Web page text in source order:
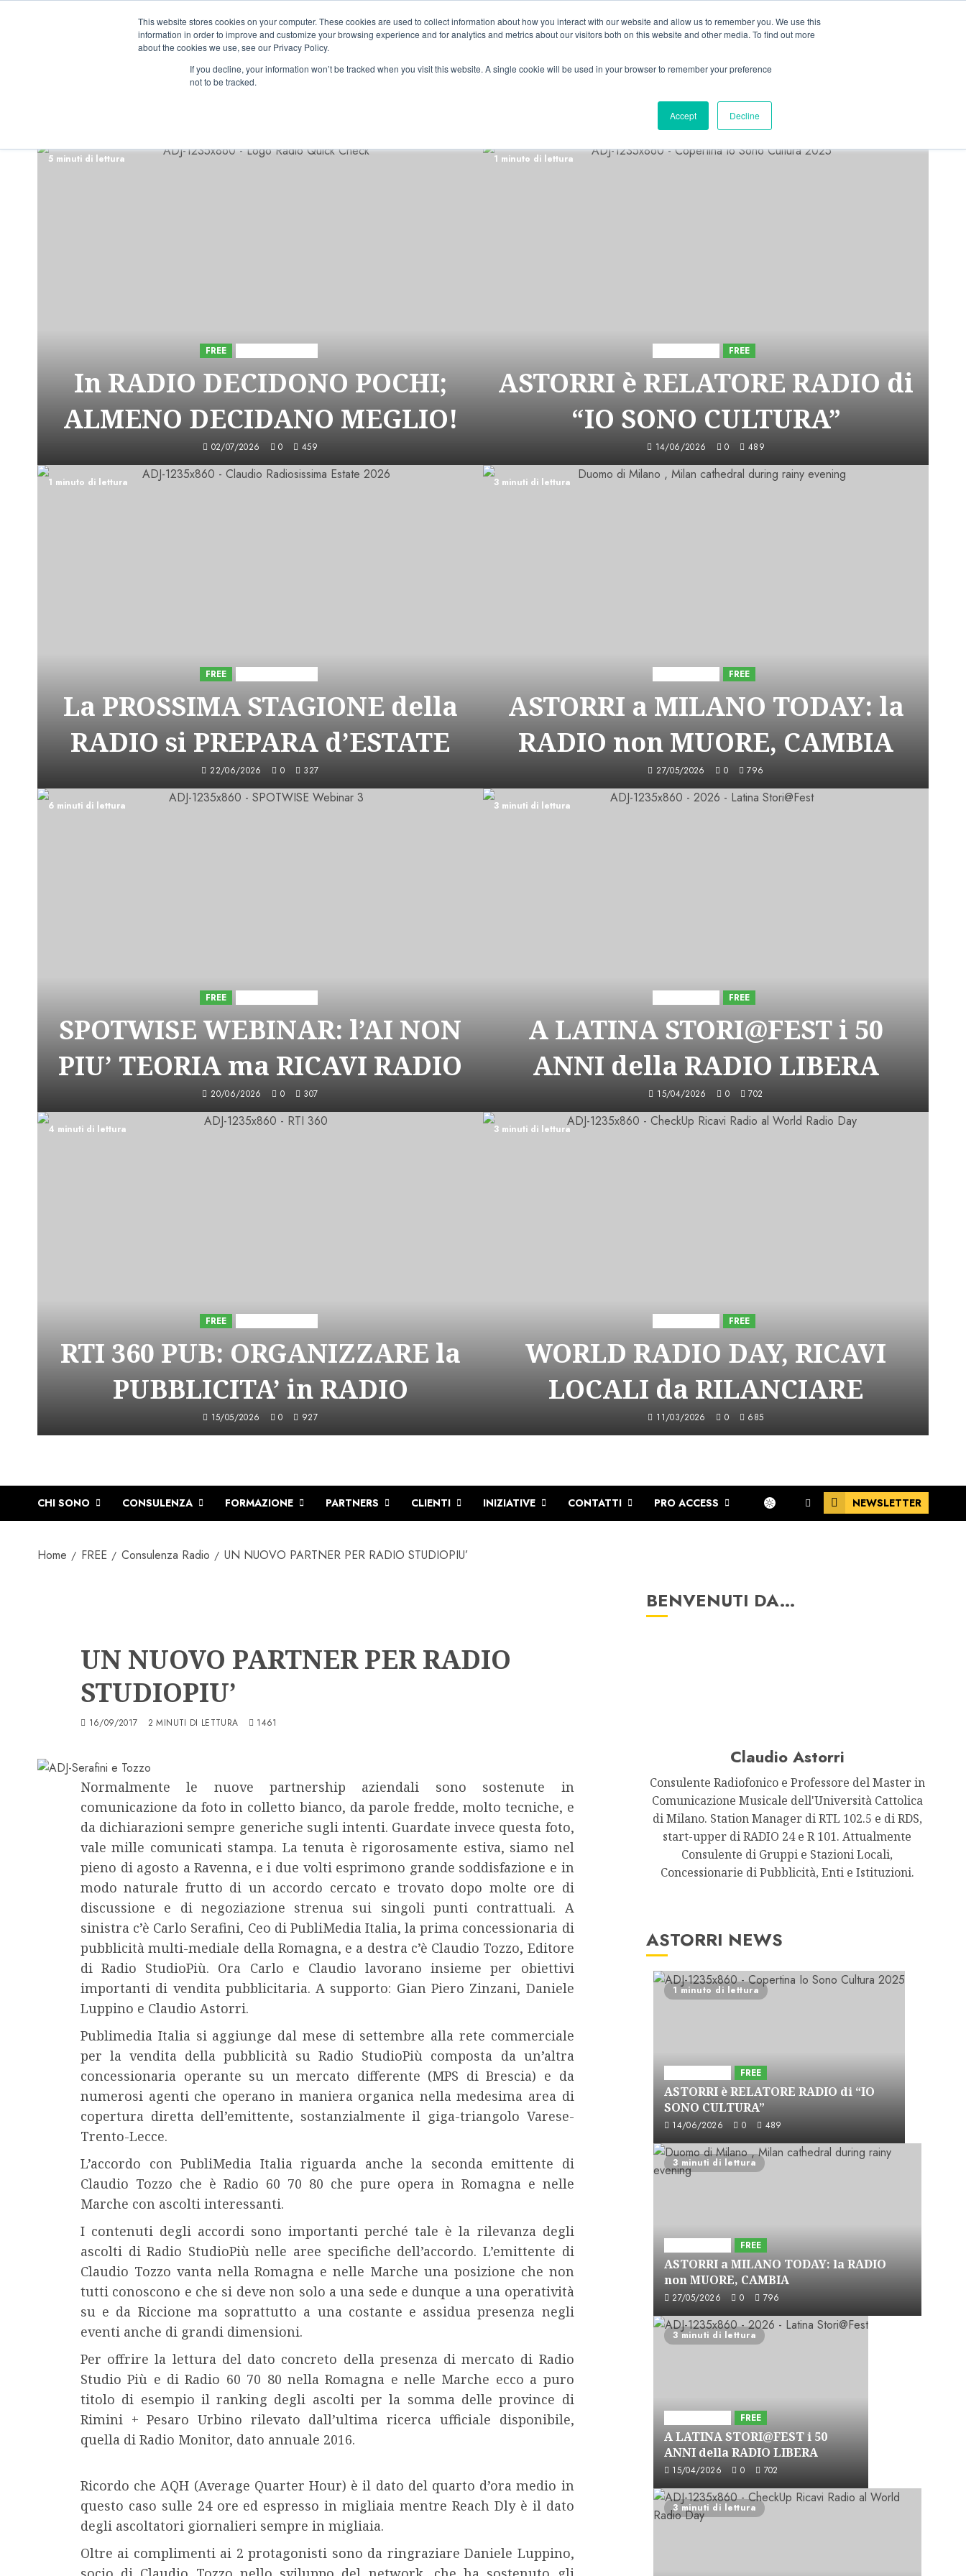
This website stores cookies on your computer. These cookies are used to collect information about how you interact with our website and allow us to remember you. We use this
information in order to improve and customize your browsing experience and for analytics and metrics about our visitors both on this website and other media. To find out more
about the cookies we use, see our Privacy Policy.
If you decline, your information won’t be tracked when you visit this website. A single cookie will be used in your browser to remember your preference
not to be tracked.
Accept Decline
07:44:57 LinkedinFacebook
5 minuti di lettura
FREE
In RADIO DECIDONO POCHI;
ALMENO DECIDANO MEGLIO!
02/07/2026 0 459
1 minuto di lettura
FREE
La PROSSIMA STAGIONE della
RADIO si PREPARA d’ESTATE
22/06/2026 0 327
6 minuti di lettura
FREE
SPOTWISE WEBINAR: l’AI NON
PIU’ TEORIA ma RICAVI RADIO
20/06/2026 0 307
4 minuti di lettura
FREE
RTI 360 PUB: ORGANIZZARE la
PUBBLICITA’ in RADIO
15/05/2026 0 927
ASTORRI NEWS
1 minuto di lettura
FREE
ASTORRI è RELATORE RADIO di
“IO SONO CULTURA”
14/06/2026 0 489
3 minuti di lettura
FREE
ASTORRI a MILANO TODAY: la
RADIO non MUORE, CAMBIA
27/05/2026 0 796
3 minuti di lettura
FREE
A LATINA STORI@FEST i 50
ANNI della RADIO LIBERA
15/04/2026 0 702
3 minuti di lettura
FREE
WORLD RADIO DAY, RICAVI
LOCALI da RILANCIARE
11/03/2026 0 685
CHI SONO CONSULENZA FORMAZIONE PARTNERS CLIENTI INIZIATIVE CONTATTI PRO ACCESS NEWSLETTER
Home FREE Consulenza Radio UN NUOVO PARTNER PER RADIO STUDIOPIU’
UN NUOVO PARTNER PER RADIO
STUDIOPIU’
16/09/2017 2 MINUTI DI LETTURA 1461
Normalmente le nuove partnership aziendali sono sostenute in
comunicazione da foto in colletto bianco, da parole fredde, molto tecniche, e
da dichiarazioni sempre generiche sugli intenti. Guardate invece questa foto,
vale mille comunicati stampa. La tenuta è rigorosamente estiva, siamo nel
pieno di agosto a Ravenna, e i due volti esprimono grande soddisfazione e in
modo naturale frutto di un accordo cercato e trovato dopo molte ore di
discussione e di negoziazione strenua sui singoli punti contrattuali. A
sinistra c’è Carlo Serafini, Ceo di PubliMedia Italia, la prima concessionaria di
pubblicità multi-mediale della Romagna, e a destra c’è Claudio Tozzo, Editore
di Radio StudioPiù. Ora Carlo e Claudio lavorano insieme per obiettivi
importanti di vendita pubblicitaria. A supporto: Gian Piero Zinzani, Daniele
Luppino e Claudio Astorri.
Publimedia Italia si aggiunge dal mese di settembre alla rete commerciale
per la vendita della pubblicità su Radio StudioPiù composta da un’altra
concessionaria operante su un mercato differente (MPS di Brescia) e da
numerosi agenti che operano in maniera organica nella medesima area di
copertura diretta dell’emittente, sostanzialmente il giga-triangolo Varese-
Trento-Lecce.
L’accordo con PubliMedia Italia riguarda anche la seconda emittente di
Claudio Tozzo che è Radio 60 70 80 che pure opera in Romagna e nelle
Marche con ascolti interessanti.
I contenuti degli accordi sono importanti perché tale è la rilevanza degli
ascolti di Radio StudioPiù nelle aree specifiche dell’accordo. L’emittente di
Claudio Tozzo vanta nella Romagna e nelle Marche una posizione che non
tutti conoscono e che si deve non solo a una sede e dunque a una operatività
su e da Riccione ma soprattutto a una costante e assidua presenza negli
eventi anche di grandi dimensioni.
Per offrire la lettura del dato concreto della presenza di mercato di Radio
Studio Più e di Radio 60 70 80 nella Romagna e nelle Marche ecco a puro
titolo di esempio il ranking degli ascolti per la somma delle province di
Rimini + Pesaro Urbino rilevato dall’ultima ricerca ufficiale disponibile,
quella di Radio Monitor, dato annuale 2016.
Ricordo che AQH (Average Quarter Hour) è il dato del quarto d’ora medio in
questo caso sulle 24 ore ed espresso in migliaia mentre Reach Dly è il dato
degli ascoltatori giornalieri sempre in migliaia.
Oltre ai complimenti ai 2 protagonisti sono da ringraziare Daniele Luppino,
BENVENUTI DA…
Claudio Astorri
Consulente Radiofonico e Professore del Master in
Comunicazione Musicale dell'Università Cattolica
di Milano. Station Manager di RTL 102.5 e di RDS,
start-upper di RADIO 24 e R 101. Attualmente
Consulente di Gruppi e Stazioni Locali,
Concessionarie di Pubblicità, Enti e Istituzioni.
ASTORRI NEWS
1 minuto di lettura
FREE
ASTORRI è RELATORE RADIO di “IO
SONO CULTURA”
14/06/2026 0 489
3 minuti di lettura
FREE
ASTORRI a MILANO TODAY: la RADIO
non MUORE, CAMBIA
27/05/2026 0 796
3 minuti di lettura
FREE
A LATINA STORI@FEST i 50
ANNI della RADIO LIBERA
15/04/2026 0 702
3 minuti di lettura